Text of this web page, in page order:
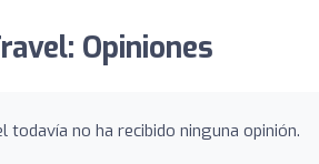
Opiniones
todavía no ha recibido ninguna opinión.